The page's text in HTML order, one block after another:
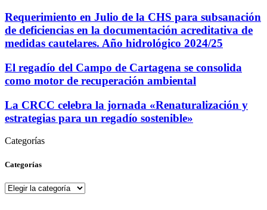
Requerimiento en Julio de la CHS para subsanación
de deficiencias en la documentación acreditativa de
medidas cautelares. Año hidrológico 2024/25
El regadío del Campo de Cartagena se consolida
como motor de recuperación ambiental
La CRCC celebra la jornada «Renaturalización y
estrategias para un regadío sostenible»
Categorías
Categorías
Categorías